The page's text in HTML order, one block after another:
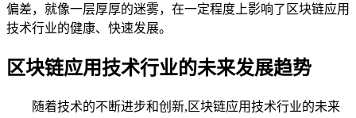
偏差，就像一层厚厚的迷雾，在一定程度上影响了区块链应用
技术行业的健康、快速发展。
区块链应用技术行业的未来发展趋势
随着技术的不断进步和创新,区块链应用技术行业的未来